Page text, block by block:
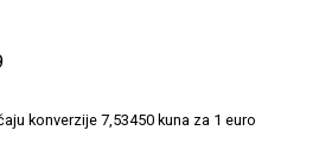
konverzije 7,53450 kuna za 1 euro